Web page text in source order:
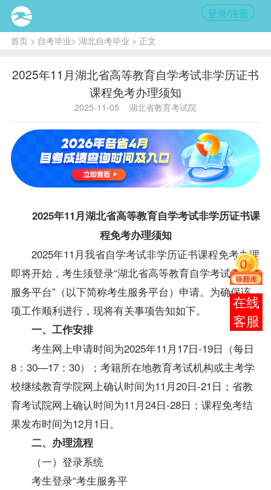
登录/注册
首页> 自考毕业> 湖北自考毕业 > 正文
2025年11月湖北省高等教育自学考试非学历证书
课程免考办理须知
2025-11-05 湖北省教育考试院
2025年11月湖北省高等教育自学考试非学历证书课
程免考办理须知
2025年11月我省自学考试非学历证书课程免考办理
即将开始，考生须登录“湖北省高等教育自学考试考生
服务平台”（以下简称考生服务平台）申请。为确保该
项工作顺利进行，现将有关事项告知如下。
一、工作安排
考生网上申请时间为2025年11月17日-19日（每日
8：30—17：30）；考籍所在地教育考试机构或主考学
校继续教育学院网上确认时间为11月20日-21日；省教
育考试院网上确认时间为11月24日-28日；课程免考结
果发布时间为12月1日。
二、办理流程
（一）登录系统
考生登录“考生服务平
报考
咨询